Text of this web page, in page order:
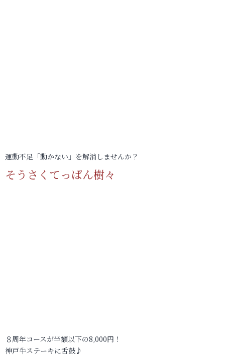
運動不足「動かない」を解消しませんか？
そうさくてっぱん樹々
８周年コースが半額以下の8,000円！
神戸牛ステーキに舌鼓♪